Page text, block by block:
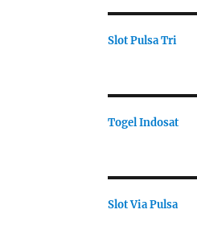
Slot Pulsa Tri
Togel Indosat
Slot Via Pulsa